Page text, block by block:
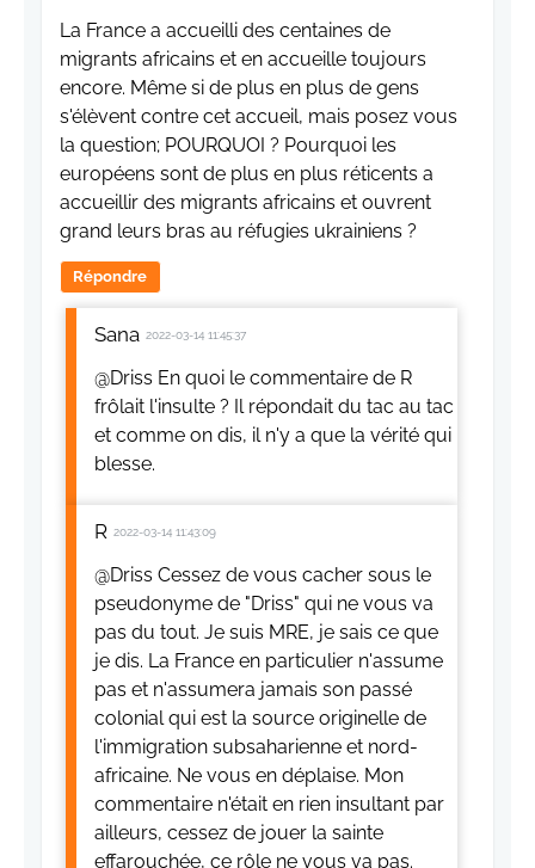
La France a accueilli des centaines de
migrants africains et en accueille toujours
encore. Même si de plus en plus de gens
s'élèvent contre cet accueil, mais posez vous
la question; POURQUOI ? Pourquoi les
européens sont de plus en plus réticents a
accueillir des migrants africains et ouvrent
grand leurs bras au réfugies ukrainiens ?
Répondre
Sana 2022-03-14 11:45:37
@Driss En quoi le commentaire de R
frôlait l'insulte ? Il répondait du tac au tac
et comme on dis, il n'y a que la vérité qui
blesse.
R 2022-03-14 11:43:09
@Driss Cessez de vous cacher sous le
pseudonyme de "Driss" qui ne vous va
pas du tout. Je suis MRE, je sais ce que
je dis. La France en particulier n'assume
pas et n'assumera jamais son passé
colonial qui est la source originelle de
l'immigration subsaharienne et nord-
africaine. Ne vous en déplaise. Mon
commentaire n'était en rien insultant par
ailleurs, cessez de jouer la sainte
effarouchée, ce rôle ne vous va pas.